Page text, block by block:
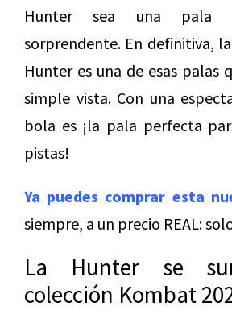
Hunter sea una pala
sorprendente. En definitiva,
Hunter es una de esas palas
simple vista. Con una
bola es ¡la pala perfecta
pistas!
Ya puedes comprar esta
siempre, a un precio REAL:
La Hunter se
colección Kombat